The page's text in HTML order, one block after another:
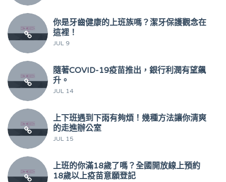
你是牙齒健康的上班族嗎？潔牙保護觀念在
這裡！
JUL 9
隨著COVID-19疫苗推出，銀行利潤有望飆
升。
JUL 14
上下班遇到下雨有夠煩！幾種方法讓你清爽
的走進辦公室
JUL 15
上班的你滿18歲了嗎？全國開放線上預約
18歲以上疫苗意願登記